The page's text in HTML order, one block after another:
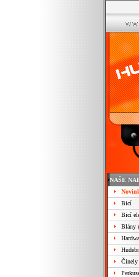
NAŠE
Bicí
Bicí
Blány
Činely